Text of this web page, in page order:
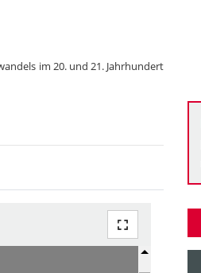
im 20. und 21. Jahrhundert